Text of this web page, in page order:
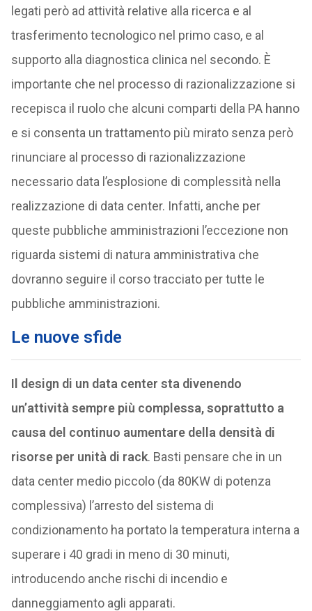
legati però ad attività relative alla ricerca e al
trasferimento tecnologico nel primo caso, e al
supporto alla diagnostica clinica nel secondo. È
importante che nel processo di razionalizzazione si
recepisca il ruolo che alcuni comparti della PA hanno
e si consenta un trattamento più mirato senza però
rinunciare al processo di razionalizzazione
necessario data l’esplosione di complessità nella
realizzazione di data center. Infatti, anche per
queste pubbliche amministrazioni l’eccezione non
riguarda sistemi di natura amministrativa che
dovranno seguire il corso tracciato per tutte le
pubbliche amministrazioni.
Le nuove sfide
Il design di un data center sta divenendo
un’attività sempre più complessa, soprattutto a
causa del continuo aumentare della densità di
risorse per unità di rack. Basti pensare che in un
data center medio piccolo (da 80KW di potenza
complessiva) l’arresto del sistema di
condizionamento ha portato la temperatura interna a
superare i 40 gradi in meno di 30 minuti,
introducendo anche rischi di incendio e
danneggiamento agli apparati.